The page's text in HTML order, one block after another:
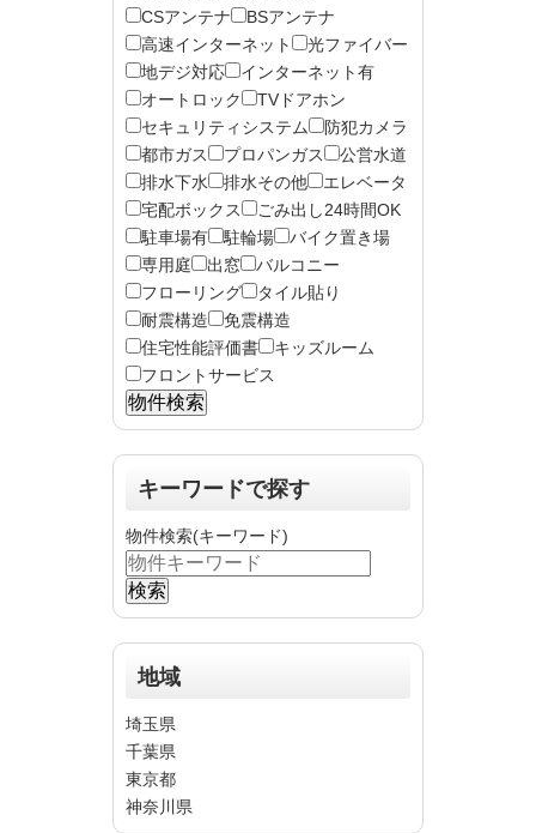
CSアンテナ
BSアンテナ
高速インターネット
光ファイバー
地デジ対応
インターネット有
オートロック
TVドアホン
セキュリティシステム
防犯カメラ
都市ガス
プロパンガス
公営水道
排水下水
排水その他
エレベータ
宅配ボックス
ごみ出し24時間OK
駐車場有
駐輪場
バイク置き場
専用庭
出窓
バルコニー
フローリング
タイル貼り
耐震構造
免震構造
住宅性能評価書
キッズルーム
フロントサービス
キーワードで探す
物件検索(キーワード)
地域
埼玉県
千葉県
東京都
神奈川県